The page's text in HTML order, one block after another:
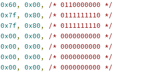
0x60, 0x00,
/* 0110000000 */
0x7f, 0x80,
/* 0111111110 */
0x7f, 0x80,
/* 0111111110 */
0x00, 0x00,
/* 0000000000 */
0x00, 0x00,
/* 0000000000 */
0x00, 0x00,
/* 0000000000 */
0x00, 0x00,
/* 0000000000 */